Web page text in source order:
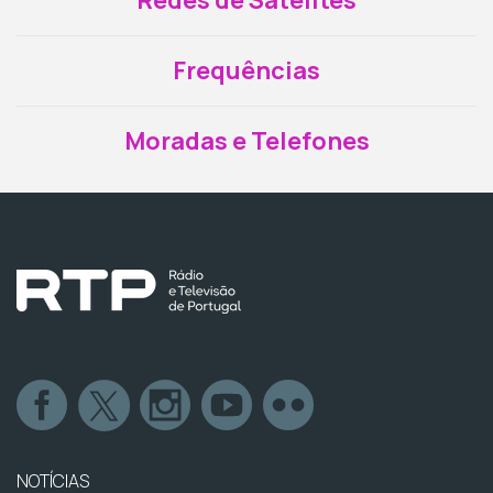
Frequências
Moradas e Telefones
NOTÍCIAS